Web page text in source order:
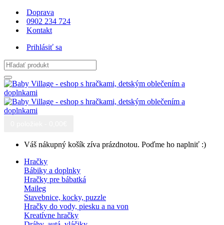
Doprava
0902 234 724
Kontakt
Prihlásiť sa
Váš nákupný košík zíva prázdnotou. Poďme ho naplniť :)
Hračky
Bábiky a doplnky
Hračky pre bábatká
Maileg
Stavebnice, kocky, puzzle
Hračky do vody, piesku a na von
Kreatívne hračky